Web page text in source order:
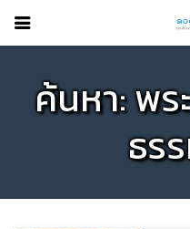
ค้นหา: พร
ธร